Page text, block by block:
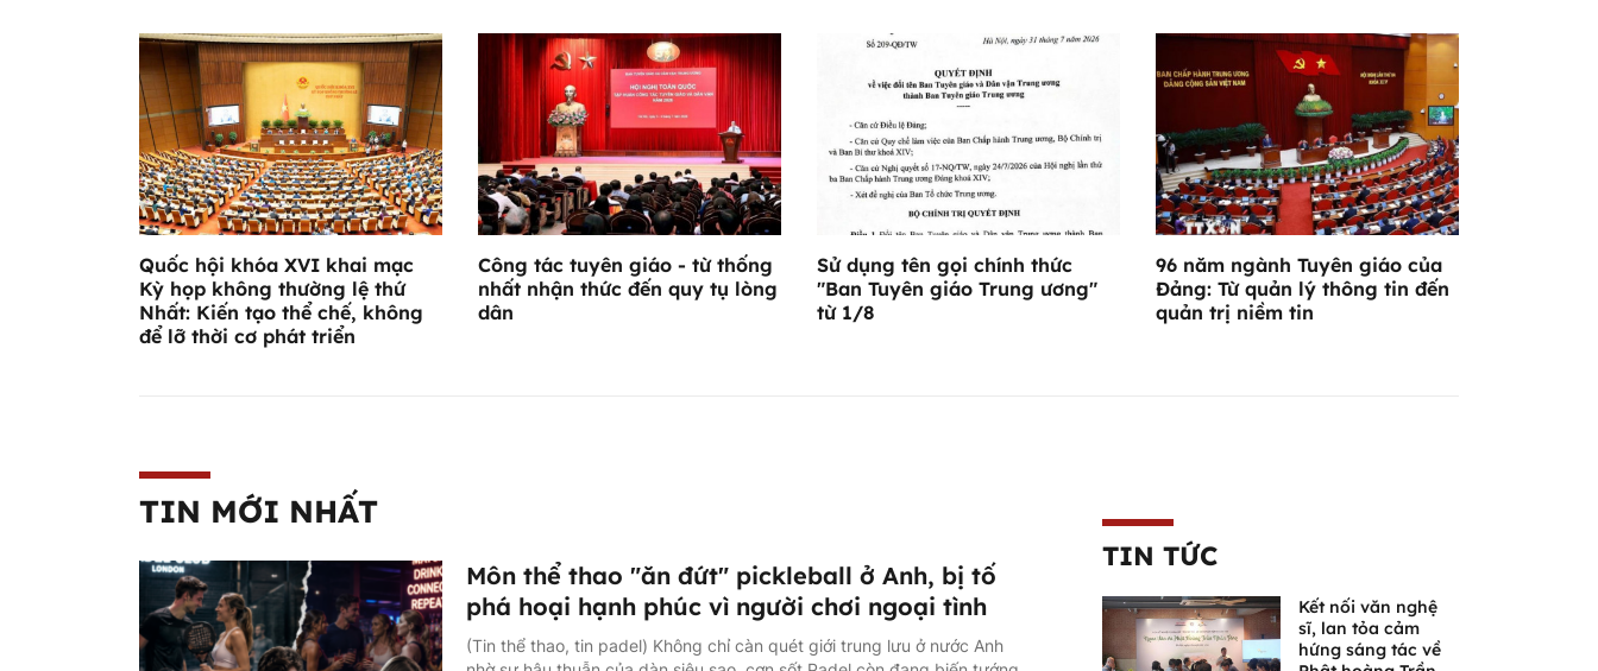
Quốc hội khóa XVI khai mạc
Kỳ họp không thường lệ thứ
Nhất: Kiến tạo thể chế, không
để lỡ thời cơ phát triển
Công tác tuyên giáo - từ thống
nhất nhận thức đến quy tụ lòng
dân
Sử dụng tên gọi chính thức
"Ban Tuyên giáo Trung ương"
từ 1/8
96 năm ngành Tuyên giáo của
Đảng: Từ quản lý thông tin đến
quản trị niềm tin
TIN MỚI NHẤT
Môn thể thao "ăn đứt" pickleball ở Anh, bị tố
phá hoại hạnh phúc vì người chơi ngoại tình
(Tin thể thao, tin padel) Không chỉ càn quét giới trung lưu ở nước Anh
TIN TỨC
Kết nối văn nghệ
sĩ, lan tỏa cảm
hứng sáng tác về